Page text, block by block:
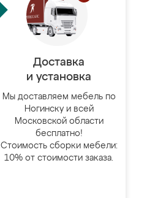
Доставка
и установка
Мы доставляем мебель по
Ногинску и всей
Московской области
бесплатно!
Стоимость сборки мебели:
10% от стоимости заказа.